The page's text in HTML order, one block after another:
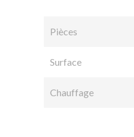
Pièces
Surface
Chauffage